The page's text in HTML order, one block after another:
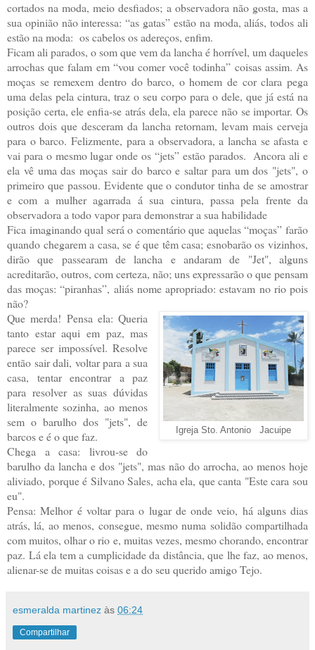
cortados na moda, meio desfiados; a observadora não gosta, mas a
sua opinião não interessa: “as gatas” estão na moda, aliás, todos ali
estão na moda: os cabelos os adereços, enfim.
Ficam ali parados, o som que vem da lancha é horrível, um daqueles
arrochas que falam em “vou comer você todinha” coisas assim. As
moças se remexem dentro do barco, o homem de cor clara pega
uma delas pela cintura, traz o seu corpo para o dele, que já está na
posição certa, ele enfia-se atrás dela, ela parece não se importar. Os
outros dois que desceram da lancha retornam, levam mais cerveja
para o barco. Felizmente, para a observadora, a lancha se afasta e
vai para o mesmo lugar onde os “jets” estão parados. Ancora ali e
ela vê uma das moças sair do barco e saltar para um dos "jets", o
primeiro que passou. Evidente que o condutor tinha de se amostrar
e com a mulher agarrada á sua cintura, passa pela frente da
observadora a todo vapor para demonstrar a sua habilidade
Fica imaginando qual será o comentário que aquelas “moças” farão
quando chegarem a casa, se é que têm casa; esnobarão os vizinhos,
dirão que passearam de lancha e andaram de "Jet", alguns
acreditarão, outros, com certeza, não; uns expressarão o que pensam
das moças: “piranhas”, aliás nome apropriado: estavam no rio pois
não?
Igreja Sto. Antonio Jacuipe
Que merda! Pensa ela: Queria
tanto estar aqui em paz, mas
parece ser impossível. Resolve
então sair dali, voltar para a sua
casa, tentar encontrar a paz
para resolver as suas dúvidas
literalmente sozinha, ao menos
sem o barulho dos "jets", de
barcos e é o que faz.
Chega a casa: livrou-se do
barulho da lancha e dos "jets", mas não do arrocha, ao menos hoje
aliviado, porque é Silvano Sales, acha ela, que canta "Este cara sou
eu".
Pensa: Melhor é voltar para o lugar de onde veio, há alguns dias
atrás, lá, ao menos, consegue, mesmo numa solidão compartilhada
com muitos, olhar o rio e, muitas vezes, mesmo chorando, encontrar
paz. Lá ela tem a cumplicidade da distância, que lhe faz, ao menos,
alienar-se de muitas coisas e a do seu querido amigo Tejo.
esmeralda martinez às 06:24
Compartilhar